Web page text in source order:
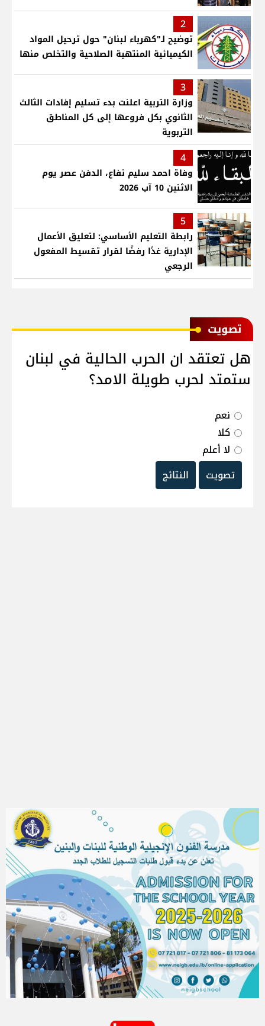
2
توضيح لـ"كهرباء لبنان" حول ترحيل المواد
الكيميائية المنتهية الصلاحية والتخلص منها
3
وزارة التربية اعلنت بدء تسليم إفادات الثالث
الثانوي بكل فروعها إلى كل المناطق
التربوية
4
وفاة احمد سليم نفاع، الدفن عصر يوم
الاثنين 10 آب 2026
5
رابطة التعليم الأساسي: لتعليق الأعمال
الإدارية غدًا رفضًا لقرار تقسيط المفعول
الرجعي
ﺗﺼﻮﻳﺖ
هل تعتقد ان الحرب الحالية في لبنان
ستمتد لحرب طويلة الامد؟
نعم
كلا
لا أعلم
تصويت
النتائج